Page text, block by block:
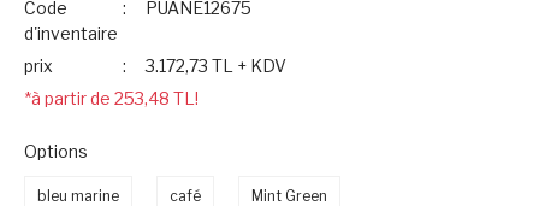
Code
d'inventaire
PUANE12675
prix
3.172,73 TL + KDV
*à partir de 253,48 TL!
Options
bleu marine café Mint Green